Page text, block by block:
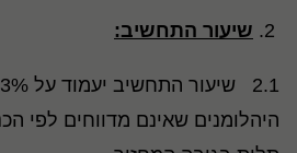
שיעור התחשיב:
היהלומנים שאינם מדווחים לפי